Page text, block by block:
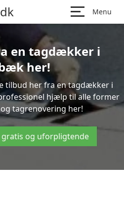
Menu
en tagdækker i
her!
tilbud her fra en tagdækker i
hjælp til alle former
tagrenovering her!
og uforpligtende